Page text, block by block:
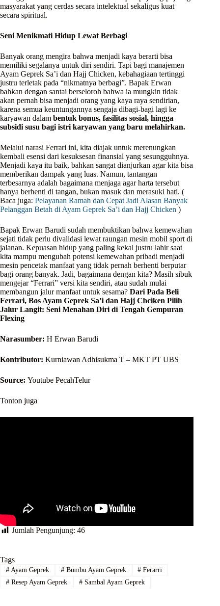
masyarakat yang cerdas secara intelektual sekaligus kuat
secara spiritual.
Seni Menikmati Hidup Lewat Berbagi
Banyak orang mengira bahwa menjadi kaya berarti bisa
memiliki segalanya untuk diri sendiri. Tapi bagi manajemen
Ayam Geprek Sa’i dan Hajj Chicken, kebahagiaan tertinggi
justru terletak pada “nikmatnya berbagi”. Bapak Erwan
bahkan dengan santai berseloroh bahwa ia mungkin tidak
akan pernah bisa menjadi orang yang kaya raya sendirian,
karena semua keuntungannya sengaja dibagi-bagi lagi ke
karyawan dalam bentuk bonus, fasilitas sosial, hingga
subsidi susu bagi istri karyawan yang baru melahirkan.
Melalui narasi Ferrari ini, kita diajak untuk merenungkan
kembali esensi dari kesuksesan finansial yang sesungguhnya.
Menjadi kaya itu baik, bahkan sangat dianjurkan agar kita bisa
memberikan dampak yang luas. Namun, tantangan
terbesarnya adalah bagaimana menjaga agar harta tersebut
hanya berhenti di tangan, bukan masuk dan merasuki hati. (
Baca juga: Pelayanan Ramah dan Cepat Jadi Alasan Banyak
Pelanggan Betah di Ayam Geprek Sa’i dan Hajj Chicken )
Bapak Erwan Barudi sudah membuktikan bahwa kemewahan
sejati tidak perlu divalidasi lewat raungan mesin mobil sport di
jalanan. Kepuasan hidup yang paling kekal justru lahir saat
kita mampu mengubah potensi kemewahan pribadi menjadi
mesin pencetak manfaat yang tidak pernah berhenti berputar
bagi orang banyak. Jadi, bagaimana dengan kita? Masih sibuk
mengejar “Ferrari” versi kita sendiri, atau sudah mulai
membangun jalur manfaat untuk sesama? Dari Pada Beli
Ferrari, Bos Ayam Geprek Sa’i dan Hajj Chciken Pilih
Jalur Langit: Seni Menahan Diri di Tengah Gempuran
Flexing
Narasumber: H Erwan Barudi
Kontributor: Kurniawan Adhisukma T – MKT PT UBS
Source: Youtube PecahTelur
Tonton juga
Jumlah Pengunjung: 46
Tags
#Ayam Geprek #Bumbu Ayam Geprek # Ferarri
#Resep Ayam Geprek #Sambal Ayam Geprek